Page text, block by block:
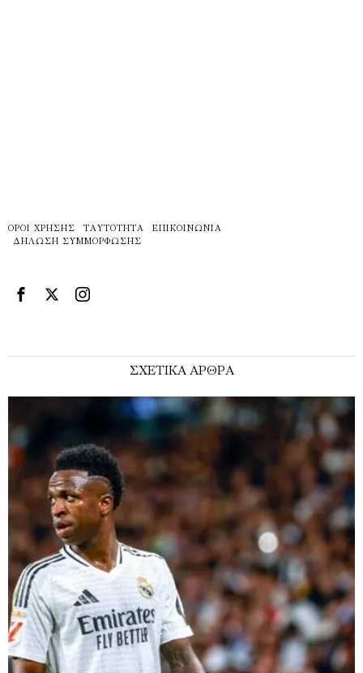
ΌΡΟΙ ΧΡΉΣΗΣ ΤΑΥΤΌΤΗΤΑ
ΕΠΙΚΟΙΝΩΝΊΑ
ΔΉΛΩΣΗ ΣΥΜΜΌΡΦΩΣΗΣ
ΣΧΕΤΙΚΑ ΑΡΘΡΑ